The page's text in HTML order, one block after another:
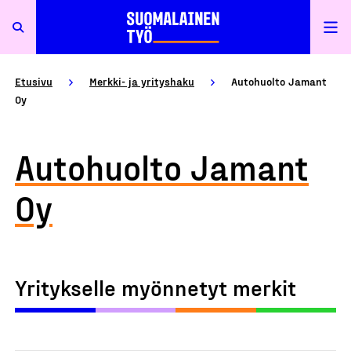
Etusivu Merkki- ja yrityshaku
Autohuolto Jamant
Oy
Autohuolto Jamant
Oy
Yritykselle myönnetyt merkit